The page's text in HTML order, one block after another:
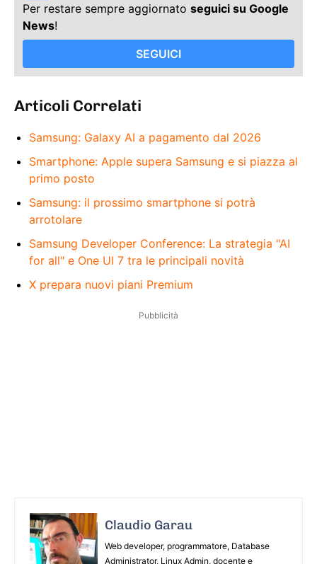
Per restare sempre aggiornato seguici su Google
News!
SEGUICI
Articoli Correlati
Samsung: Galaxy AI a pagamento dal 2026
Smartphone: Apple supera Samsung e si piazza al
primo posto
Samsung: il prossimo smartphone si potrà
arrotolare
Samsung Developer Conference: La strategia "AI
for all" e One UI 7 tra le principali novità
X prepara nuovi piani Premium
Pubblicità
Claudio Garau
Web developer, programmatore, Database
Administrator, Linux Admin, docente e